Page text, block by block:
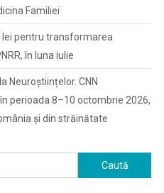
Familiei
lei pentru transformarea
în luna iulie
Neuroștiințelor. CNN
în perioada 8–10 octombrie 2026,
și din străinătate
Caută
după: